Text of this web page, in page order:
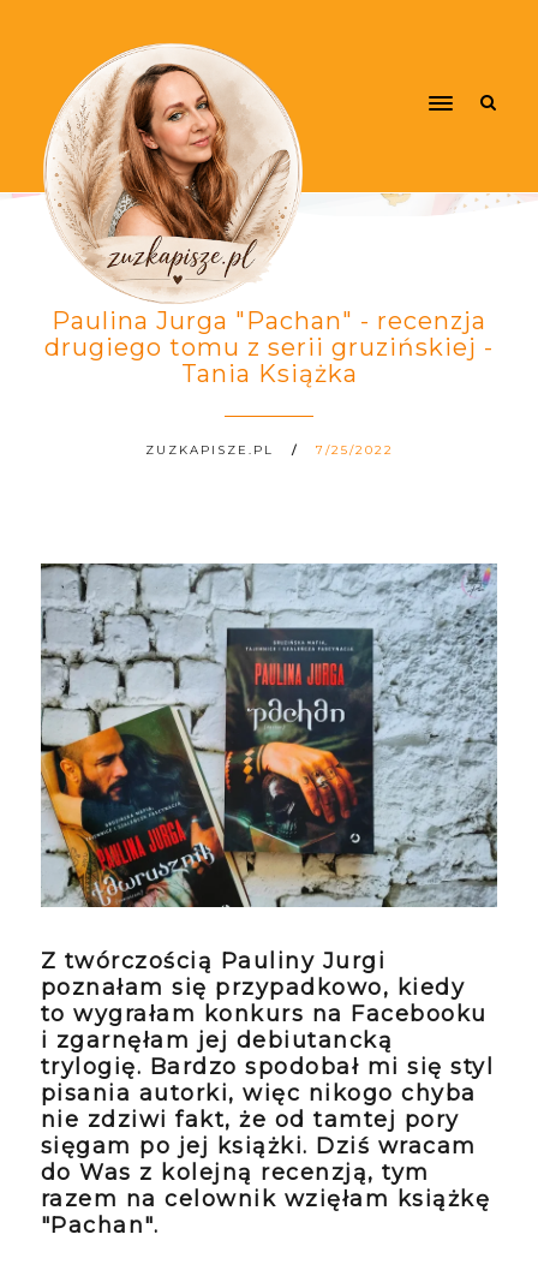
Paulina Jurga "Pachan" - recenzja
drugiego tomu z serii gruzińskiej -
Tania Książka
ZUZKAPISZE.PL 7/25/2022
Z twórczością Pauliny Jurgi
poznałam się przypadkowo, kiedy
to wygrałam konkurs na Facebooku
i zgarnęłam jej debiutancką
trylogię. Bardzo spodobał mi się styl
pisania autorki, więc nikogo chyba
nie zdziwi fakt, że od tamtej pory
sięgam po jej książki. Dziś wracam
do Was z kolejną recenzją, tym
razem na celownik wzięłam książkę
"Pachan".